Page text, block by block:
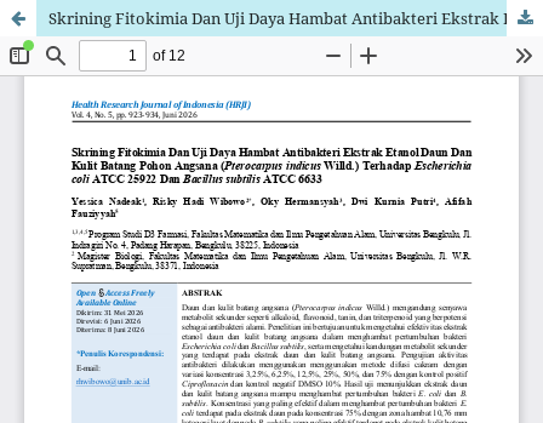
Skrining Fitokimia Dan Uji Daya Hambat Antibakteri Ekstrak Etanol Daun Dan Kulit Batang Pohon Angsana (Pterocarpus indicus Willd.) Terhadap Escherichia coli ATCC 25922 Dan Bacillus subtilis ATCC 6633